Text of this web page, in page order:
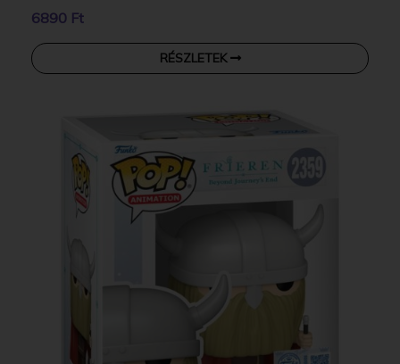
6890 Ft
RÉSZLETEK